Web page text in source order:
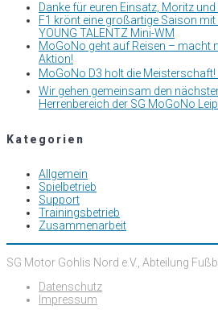
Danke für euren Einsatz, Moritz und
F1 krönt eine großartige Saison mit
YOUNG TALENTZ Mini-WM
MoGoNo geht auf Reisen – macht
Aktion!
MoGoNo D3 holt die Meisterschaft!
Wir gehen gemeinsam den
Herrenbereich der SG MoGoNo
Kategorien
Allgemein
Spielbetrieb
Support
Trainingsbetrieb
Zusammenarbeit
SG Motor Gohlis Nord e.V., Abteilung
Datenschutz
Impressum